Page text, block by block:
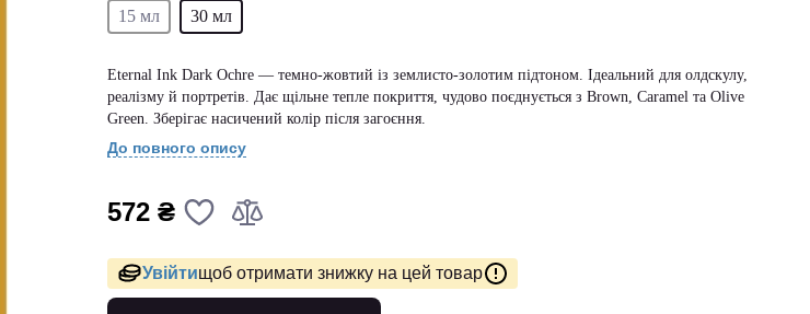
15 мл 30 мл
Eternal Ink Dark Ochre — темно-жовтий із землисто-золотим підтоном. Ідеальний для олдскулу,
реалізму й портретів. Дає щільне тепле покриття, чудово поєднується з Brown, Caramel та Olive
Green. Зберігає насичений колір після загоєння.
До повного опису
572 ₴
Увійтищоб отримати знижку на цей товар